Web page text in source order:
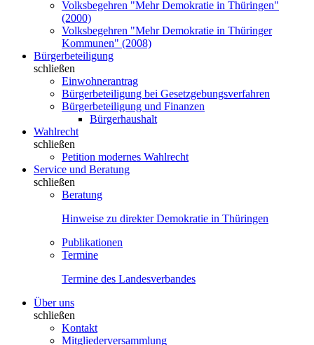
Volksbegehren "Mehr Demokratie in Thüringen"
(2000)
Volksbegehren "Mehr Demokratie in Thüringer
Kommunen" (2008)
Bürgerbeteiligung
schließen
Einwohnerantrag
Bürgerbeteiligung bei Gesetzgebungsverfahren
Bürgerbeteiligung und Finanzen
Bürgerhaushalt
Wahlrecht
schließen
Petition modernes Wahlrecht
Service und Beratung
schließen
Beratung
Hinweise zu direkter Demokratie in Thüringen
Publikationen
Termine
Termine des Landesverbandes
Über uns
schließen
Kontakt
Mitgliederversammlung